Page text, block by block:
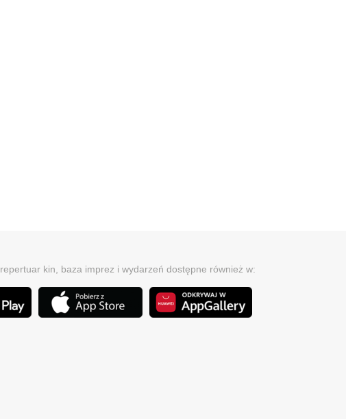
repertuar kin, baza imprez i wydarzeń dostępne również w: